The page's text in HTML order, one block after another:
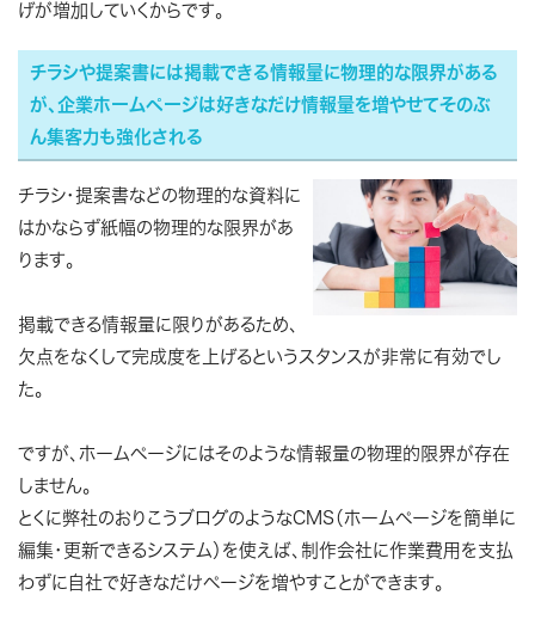
げが増加していくからです。
チラシや提案書には掲載できる情報量に物理的な限界がある
が、企業ホームページは好きなだけ情報量を増やせてそのぶ
ん集客力も強化される
チラシ・提案書などの物理的な資料に
はかならず紙幅の物理的な限界があ
ります。
掲載できる情報量に限りがあるため、
欠点をなくして完成度を上げるというスタンスが非常に有効でし
た。
ですが、ホームページにはそのような情報量の物理的限界が存在
しません。
とくに弊社のおりこうブログのようなCMS（ホームページを簡単に
編集・更新できるシステム）を使えば、制作会社に作業費用を支払
わずに自社で好きなだけページを増やすことができます。